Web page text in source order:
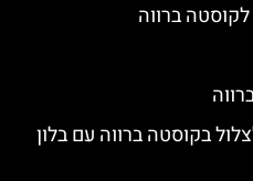
לקוסטה ברווה
בקוסטה ברווה עם בלון